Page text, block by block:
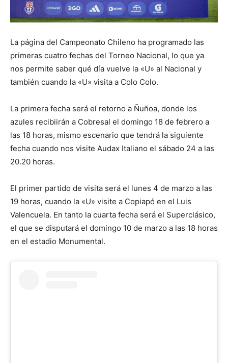
La página del Campeonato Chileno ha programado las
primeras cuatro fechas del Torneo Nacional, lo que ya
nos permite saber qué día vuelve la «U» al Nacional y
también cuando la «U» visita a Colo Colo.
La primera fecha será el retorno a Ñuñoa, donde los
azules recibiirán a Cobresal el domingo 18 de febrero a
las 18 horas, mismo escenario que tendrá la siguiente
fecha cuando nos visite Audax Italiano el sábado 24 a las
20.20 horas.
El primer partido de visita será el lunes 4 de marzo a las
19 horas, cuando la «U» visite a Copiapó en el Luis
Valencuela. En tanto la cuarta fecha será el Superclásico,
el que se disputará el domingo 10 de marzo a las 18 horas
en el estadio Monumental.